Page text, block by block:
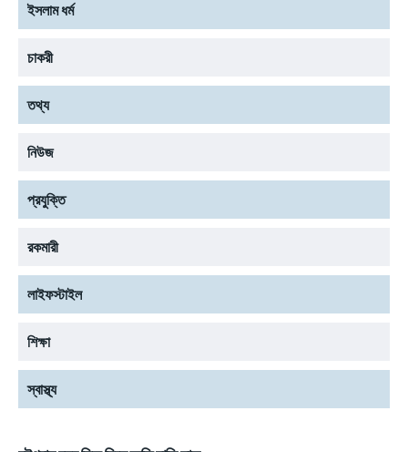
ইসলাম ধর্ম
চাকরী
তথ্য
নিউজ
প্রযুক্তি
রকমারী
লাইফস্টাইল
শিক্ষা
স্বাস্থ্য